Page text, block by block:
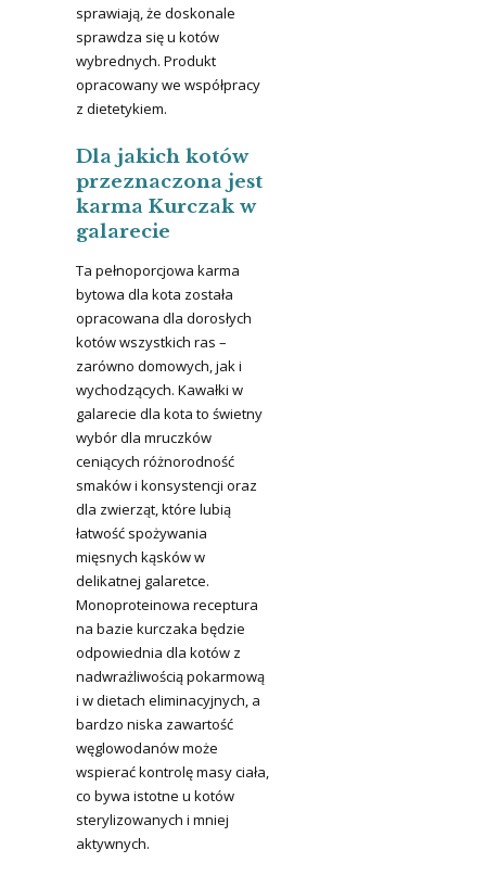
sprawiają, że doskonale
sprawdza się u kotów
wybrednych. Produkt
opracowany we współpracy
z dietetykiem.
Dla jakich kotów
przeznaczona jest
karma Kurczak w
galarecie
Ta pełnoporcjowa karma
bytowa dla kota została
opracowana dla dorosłych
kotów wszystkich ras –
zarówno domowych, jak i
wychodzących. Kawałki w
galarecie dla kota to świetny
wybór dla mruczków
ceniących różnorodność
smaków i konsystencji oraz
dla zwierząt, które lubią
łatwość spożywania
mięsnych kąsków w
delikatnej galaretce.
Monoproteinowa receptura
na bazie kurczaka będzie
odpowiednia dla kotów z
nadwrażliwością pokarmową
i w dietach eliminacyjnych, a
bardzo niska zawartość
węglowodanów może
wspierać kontrolę masy ciała,
co bywa istotne u kotów
sterylizowanych i mniej
aktywnych.